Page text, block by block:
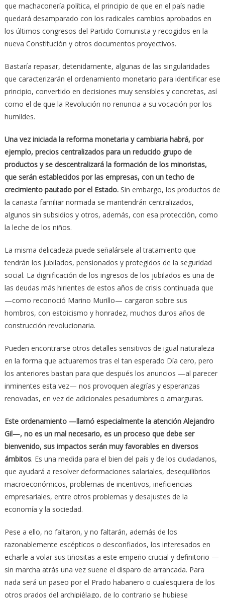
que machaconería política, el principio de que en el país nadie
quedará desamparado con los radicales cambios aprobados en
los últimos congresos del Partido Comunista y recogidos en la
nueva Constitución y otros documentos proyectivos.
Bastaría repasar, detenidamente, algunas de las singularidades
que caracterizarán el ordenamiento monetario para identificar ese
principio, convertido en decisiones muy sensibles y concretas, así
como el de que la Revolución no renuncia a su vocación por los
humildes.
Una vez iniciada la reforma monetaria y cambiaria habrá, por
ejemplo, precios centralizados para un reducido grupo de
productos y se descentralizará la formación de los minoristas,
que serán establecidos por las empresas, con un techo de
crecimiento pautado por el Estado.Sin embargo, los productos de
la canasta familiar normada se mantendrán centralizados,
algunos sin subsidios y otros, además, con esa protección, como
la leche de los niños.
La misma delicadeza puede señalársele al tratamiento que
tendrán los jubilados, pensionados y protegidos de la seguridad
social. La dignificación de los ingresos de los jubilados es una de
las deudas más hirientes de estos años de crisis continuada que
—como reconoció Marino Murillo— cargaron sobre sus
hombros, con estoicismo y honradez, muchos duros años de
construcción revolucionaria.
Pueden encontrarse otros detalles sensitivos de igual naturaleza
en la forma que actuaremos tras el tan esperado Día cero, pero
los anteriores bastan para que después los anuncios —al parecer
inminentes esta vez— nos provoquen alegrías y esperanzas
renovadas, en vez de adicionales pesadumbres o amarguras.
Este ordenamiento —llamó especialmente la atención Alejandro
Gil—, no es un mal necesario, es un proceso que debe ser
bienvenido, sus impactos serán muy favorables en diversos
ámbitos. Es una medida para el bien del país y de los ciudadanos,
que ayudará a resolver deformaciones salariales, desequilibrios
macroeconómicos, problemas de incentivos, ineficiencias
empresariales, entre otros problemas y desajustes de la
economía y la sociedad.
Pese a ello, no faltaron, y no faltarán, además de los
razonablemente escépticos o desconfiados, los interesados en
echarle a volar sus tiñositas a este empeño crucial y definitorio —
sin marcha atrás una vez suene el disparo de arrancada. Para
nada será un paseo por el Prado habanero o cualesquiera de los
otros prados del archipiélago, de lo contrario se hubiese